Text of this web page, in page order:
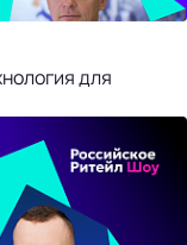
для